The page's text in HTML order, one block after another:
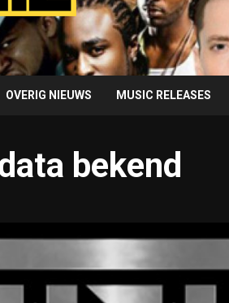
OVERIG NIEUWS MUSIC RELEASES
bekend